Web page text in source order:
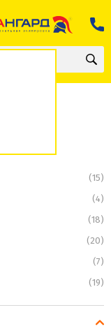
(15)
(4)
(18)
(20)
(7)
(19)